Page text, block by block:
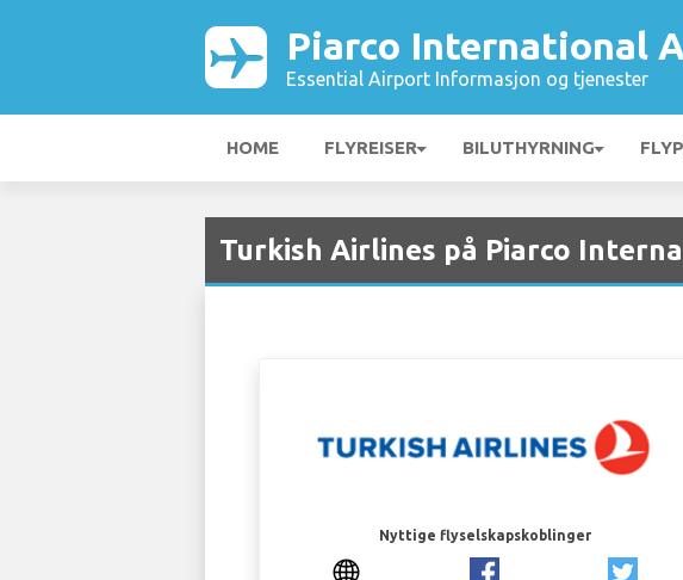
Piarco International
Essential Airport Informasjon og tjenester
HOME FLYREISER BILUTHYRNING
Turkish Airlines på Piarco
Nyttige flyselskapskoblinger